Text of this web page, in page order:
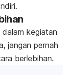
kegiatan
jangan pernah
berlebihan.